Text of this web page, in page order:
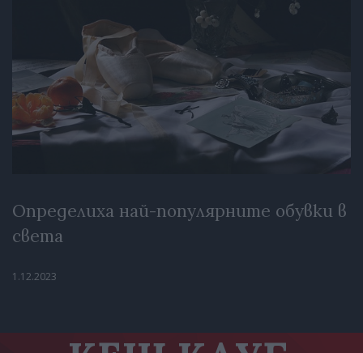
Определиха най-популярните обувки в
света
1.12.2023